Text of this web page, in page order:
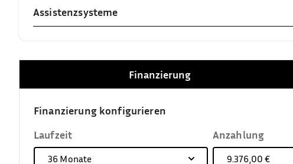
Assistenzsysteme
Finanzierung
Finanzierung konfigurieren
Laufzeit
36 Monate
Anzahlung
9.376,00 €